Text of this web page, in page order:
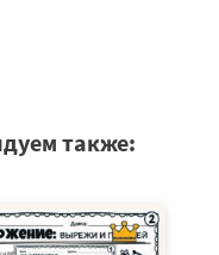
также: